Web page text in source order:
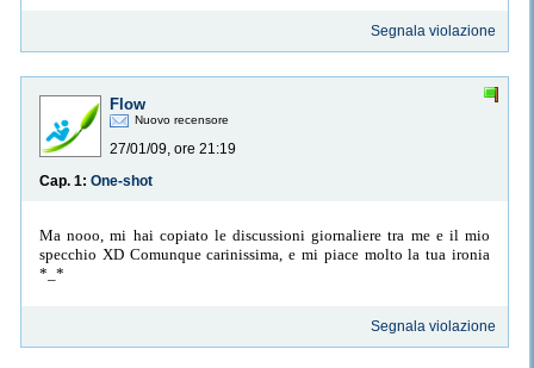
Segnala violazione
Flow
Nuovo recensore
27/01/09, ore 21:19
Cap. 1: One-shot
Ma nooo, mi hai copiato le discussioni giornaliere tra me e il mio
specchio XD Comunque carinissima, e mi piace molto la tua ironia
*_*
Segnala violazione